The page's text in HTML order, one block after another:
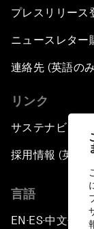
プレスリリース
ニュースレター
連絡先 (英語の
リンク
サステナビリテ
採用情報 (英語
言語
EN ▪ ES▪中文▪ 日